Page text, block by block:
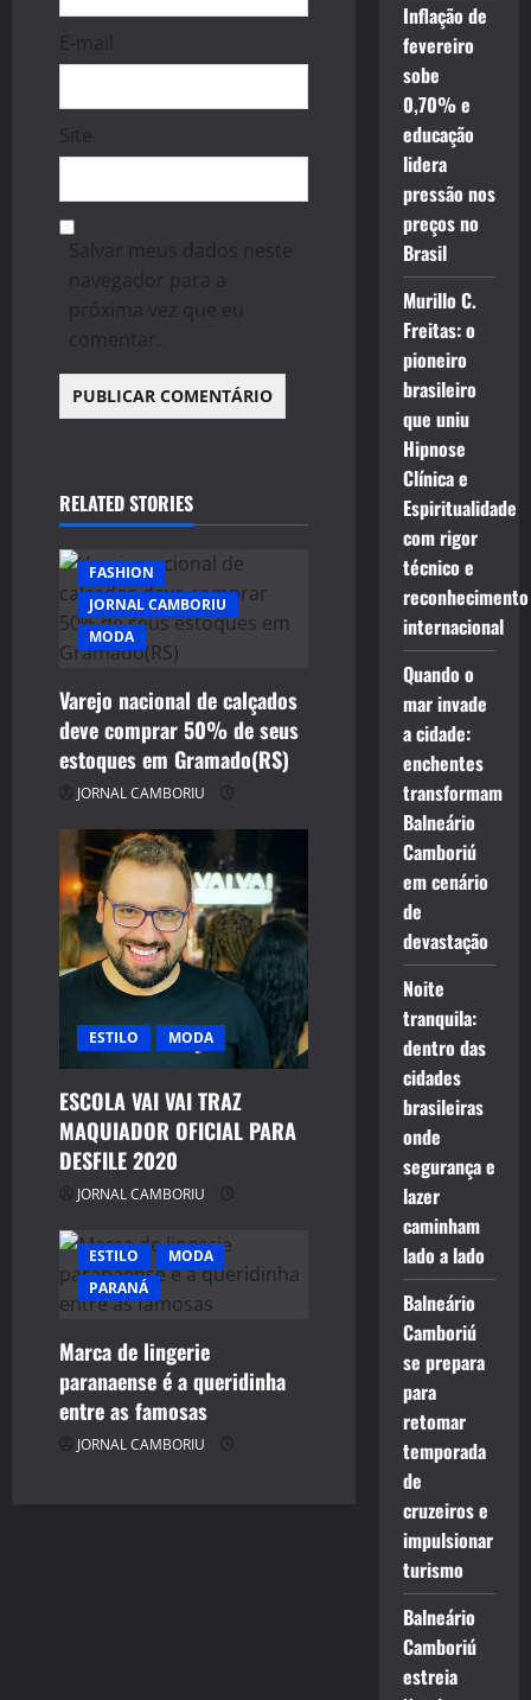
E-mail
Site
Salvar meus dados neste
navegador para a
próxima vez que eu
comentar.
RELATED STORIES
FASHION
JORNAL CAMBORIU
MODA
Varejo nacional de calçados
deve comprar 50% de seus
estoques em Gramado(RS)
JORNAL CAMBORIU
ESTILO MODA
ESCOLA VAI VAI TRAZ
MAQUIADOR OFICIAL PARA
DESFILE 2020
JORNAL CAMBORIU
ESTILO
MODA
PARANÁ
Marca de lingerie
paranaense é a queridinha
entre as famosas
JORNAL CAMBORIU
Inflação de
fevereiro
sobe
0,70% e
educação
lidera
pressão nos
preços no
Brasil
Murillo C.
Freitas: o
pioneiro
brasileiro
que uniu
Hipnose
Clínica e
Espiritualidade
com rigor
técnico e
reconhecimento
internacional
Quando o
mar invade
a cidade:
enchentes
transformam
Balneário
Camboriú
em cenário
de
devastação
Noite
tranquila:
dentro das
cidades
brasileiras
onde
segurança e
lazer
caminham
lado a lado
Balneário
Camboriú
se prepara
para
retomar
temporada
de
cruzeiros e
impulsionar
turismo
Balneário
Camboriú
estreia